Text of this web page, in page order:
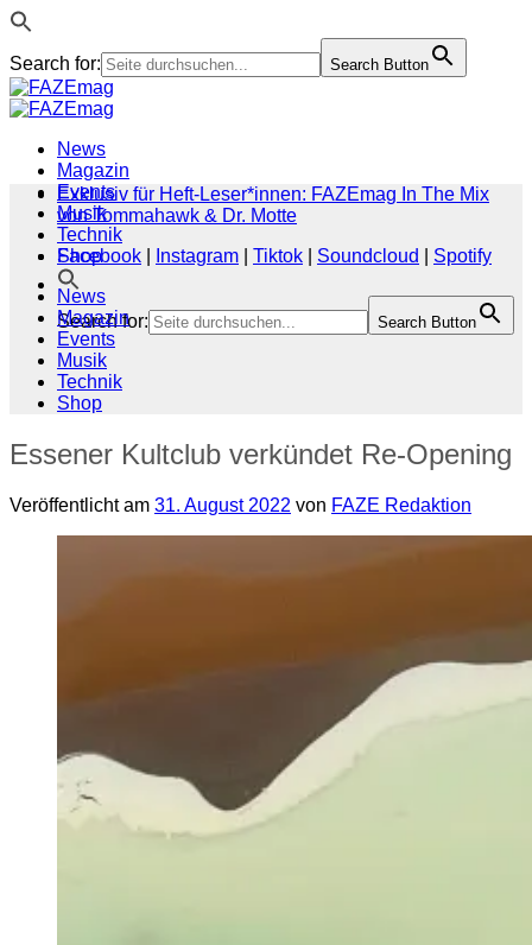
Search for: Search Button
Zum
Inhalt
News
Magazin
Events
Musik
Technik
Shop
Search for: Search Button
Exklusiv für Heft-Leser*innen: FAZEmag In The Mix
von Tommahawk & Dr. Motte
Facebook
Instagram Tiktok Soundcloud
Spotify
News
Magazin
Events
Musik
Technik
Shop
Essener Kultclub verkündet Re-Opening
Veröffentlicht am 31. August 2022 von FAZE Redaktion